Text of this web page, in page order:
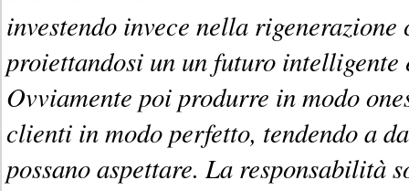
investendo invece nella rigenerazione
proiettandosi un un futuro intelligente
Ovviamente poi produrre in modo
clienti in modo perfetto, tendendo a
possano aspettare. La responsabilità